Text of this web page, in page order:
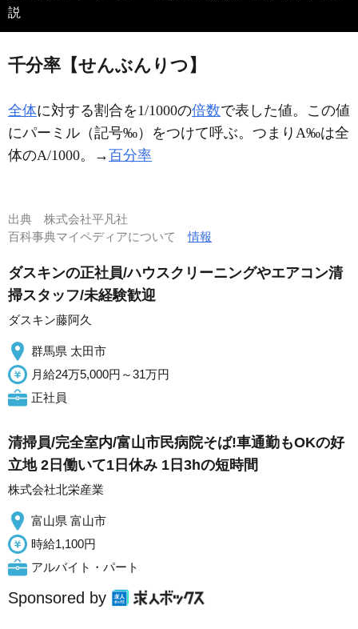
説
千分率【せんぶんりつ】
全体に対する割合を1/1000の倍数で表した値。この値
にパーミル（記号‰）をつけて呼ぶ。つまりA‰は全
体のA/1000。→百分率
出典 株式会社平凡社
百科事典マイペディアについて情報
ダスキンの正社員/ハウスクリーニングやエアコン清
掃スタッフ/未経験歓迎
ダスキン藤阿久
群馬県 太田市
月給24万5,000円～31万円
正社員
清掃員/完全室内/富山市民病院そば!車通勤もOKの好
立地 2日働いて1日休み 1日3hの短時間
株式会社北栄産業
富山県 富山市
時給1,100円
アルバイト・パート
Sponsored by